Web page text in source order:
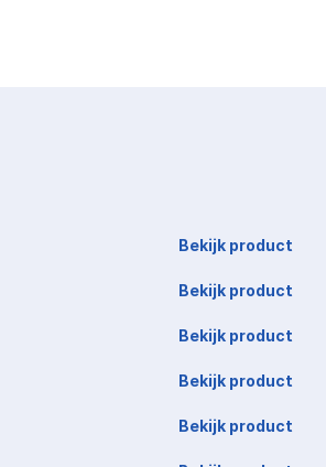
Bekijk product
Bekijk product
Bekijk product
Bekijk product
Bekijk product